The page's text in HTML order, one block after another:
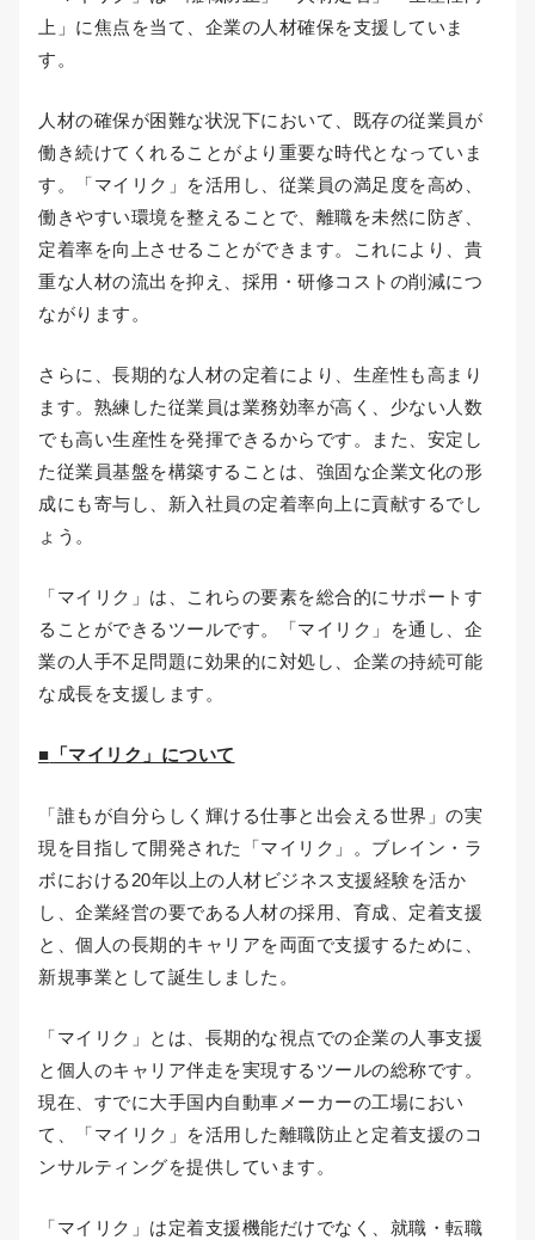
上」に焦点を当て、企業の人材確保を支援していま
す。
人材の確保が困難な状況下において、既存の従業員が
働き続けてくれることがより重要な時代となっていま
す。「マイリク」を活用し、従業員の満足度を高め、
働きやすい環境を整えることで、離職を未然に防ぎ、
定着率を向上させることができます。これにより、貴
重な人材の流出を抑え、採用・研修コストの削減につ
ながります。
さらに、長期的な人材の定着により、生産性も高まり
ます。熟練した従業員は業務効率が高く、少ない人数
でも高い生産性を発揮できるからです。また、安定し
た従業員基盤を構築することは、強固な企業文化の形
成にも寄与し、新入社員の定着率向上に貢献するでし
ょう。
「マイリク」は、これらの要素を総合的にサポートす
ることができるツールです。「マイリク」を通し、企
業の人手不足問題に効果的に対処し、企業の持続可能
な成長を支援します。
■ 「マイリク」について
「誰もが自分らしく輝ける仕事と出会える世界」の実
現を目指して開発された「マイリク」。ブレイン・ラ
ボにおける20年以上の人材ビジネス支援経験を活か
し、企業経営の要である人材の採用、育成、定着支援
と、個人の長期的キャリアを両面で支援するために、
新規事業として誕生しました。
「マイリク」とは、長期的な視点での企業の人事支援
と個人のキャリア伴走を実現するツールの総称です。
現在、すでに大手国内自動車メーカーの工場におい
て、「マイリク」を活用した離職防止と定着支援のコ
ンサルティングを提供しています。
「マイリク」は定着支援機能だけでなく、就職・転職